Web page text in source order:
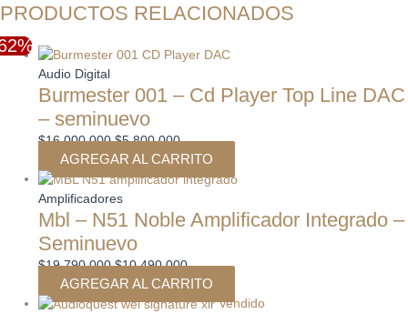
PRODUCTOS RELACIONADOS
Audio Digital
Burmester 001 – Cd Player Top Line DAC
– seminuevo
$16.000.000
El
original
$16.000.000.
$5.800.000
El
actual
AGREGAR AL CARRITO
Amplificadores
Mbl – N51 Noble Amplificador Integrado –
Seminuevo
$19.790.000
El
original
$19.790.000.
$10.490.000
El
actual
AGREGAR AL CARRITO
Vendido
El
precio
original
$4.990.000.
El
actual